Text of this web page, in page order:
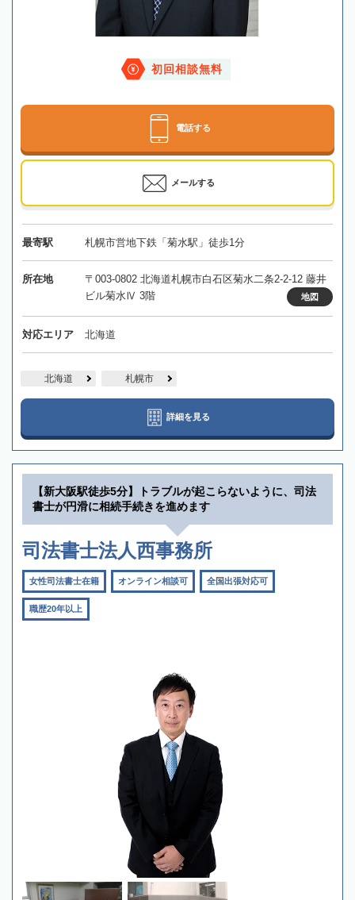
初回相談無料
電話する
メールする
最寄駅 札幌市営地下鉄「菊水駅」徒歩1分
所在地
〒003-0802 北海道札幌市白石区菊水二条2-2-12 藤井
ビル菊水Ⅳ 3階
地図
対応エリア 北海道
北海道 札幌市
詳細を見る
【新大阪駅徒歩5分】トラブルが起こらないように、司法
書士が円滑に相続手続きを進めます
司法書士法人西事務所
女性司法書士在籍 オンライン相談可 全国出張対応可
職歴20年以上